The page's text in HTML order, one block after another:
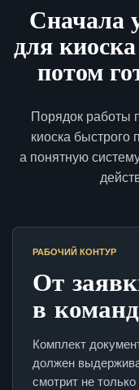
Сначала
для
потом
Порядок работы
киоска быстрого
а понятную
РАБОЧИЙ КОНТУР
От
в
Комплект
должен
смотрит не